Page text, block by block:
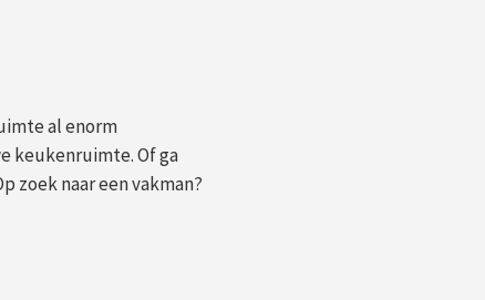
al enorm
keukenruimte. Of ga
zoek naar een vakman?